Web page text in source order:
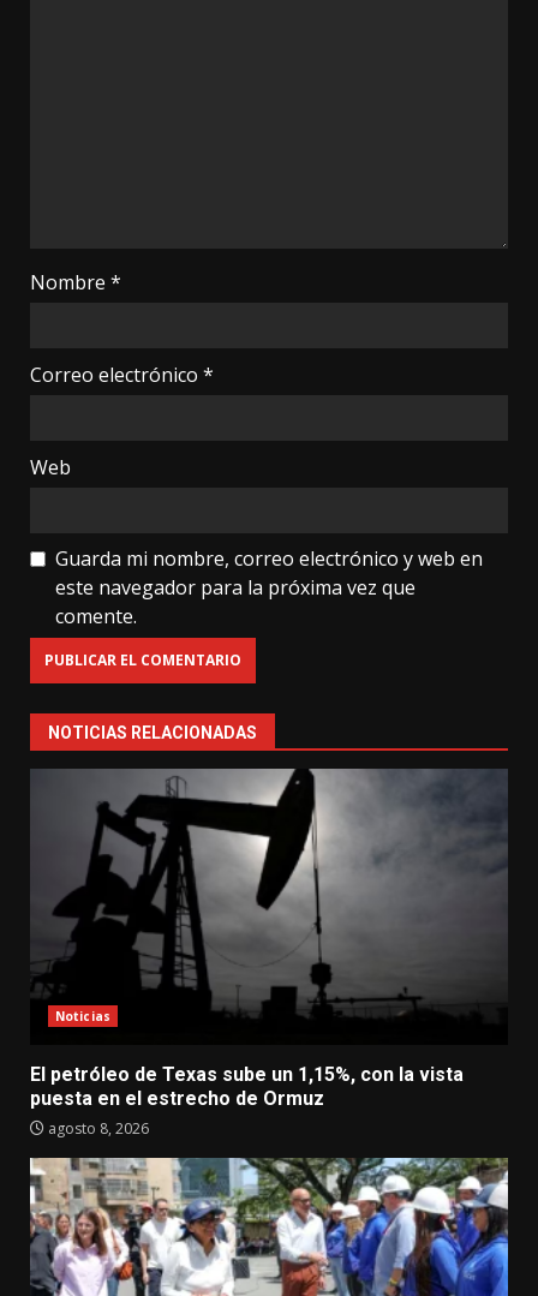
Nombre *
Correo electrónico *
Web
Guarda mi nombre, correo electrónico y web en
este navegador para la próxima vez que
comente.
NOTICIAS RELACIONADAS
Noticias
El petróleo de Texas sube un 1,15%, con la vista
puesta en el estrecho de Ormuz
agosto 8, 2026